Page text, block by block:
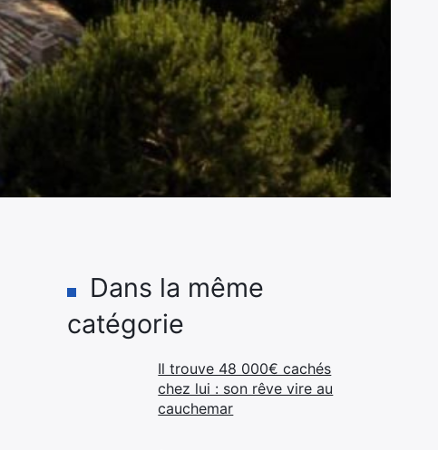
Dans la même
catégorie
Il trouve 48 000€ cachés
chez lui : son rêve vire au
cauchemar